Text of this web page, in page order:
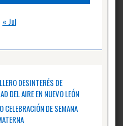
« Jul
DESINTERÉS DE
DEL AIRE EN NUEVO LEÓN
CELEBRACIÓN DE SEMANA